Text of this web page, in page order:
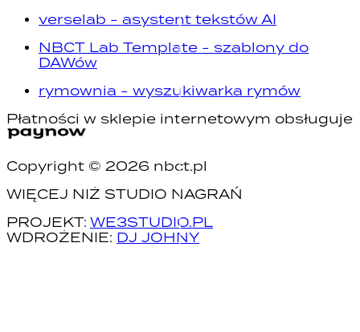
verselab - asystent tekstów AI
NBCT Lab Template - szablony do
DAWów
rymownia - wyszukiwarka rymów
Płatności w sklepie internetowym obsługuje
Copyright © 2026 nbct.pl
WIĘCEJ NIŻ STUDIO NAGRAŃ
PROJEKT: WE3STUDIO.PL
WDROŻENIE: DJ JOHNY